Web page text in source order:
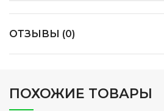
ОТЗЫВЫ (0)
ПОХОЖИЕ ТОВАРЫ